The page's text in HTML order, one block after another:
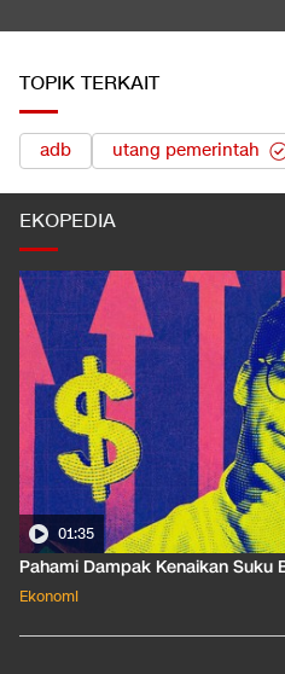
luka
TOPIK TERKAIT
EKOPEDIA